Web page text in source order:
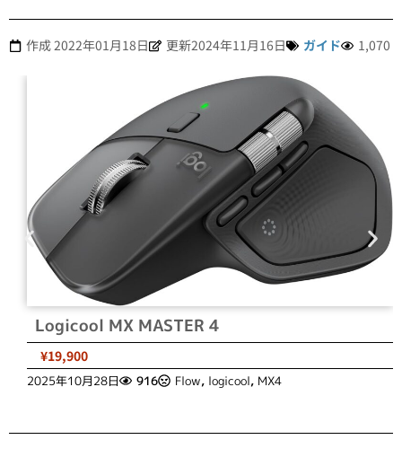
作成2022年01月18日 更新2024年11月16日 ガイド 1,070
Logicool MX MASTER 4
¥19,900
2025年10月28日 916 Flow, logicool, MX4